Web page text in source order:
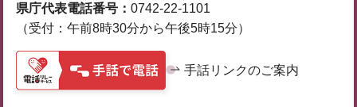
県庁代表電話番号： 0742-22-1101
（受付：午前8時30分から午後5時15分）
手話リンクのご案内